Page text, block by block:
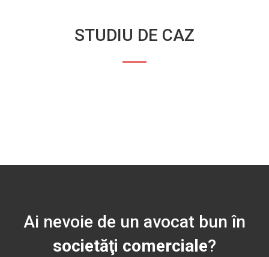
STUDIU DE CAZ
Ai nevoie de un avocat bun în
societăţi comerciale?